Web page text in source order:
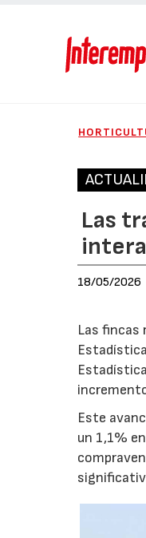
Las
18/05/2026
Las fincas
Este
un 1,1%